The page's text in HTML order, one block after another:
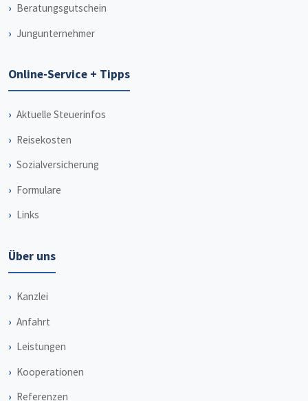
Beratungsgutschein
Jungunternehmer
Online-Service + Tipps
Aktuelle Steuerinfos
Reisekosten
Sozialversicherung
Formulare
Links
Über uns
Kanzlei
Anfahrt
Leistungen
Kooperationen
Referenzen